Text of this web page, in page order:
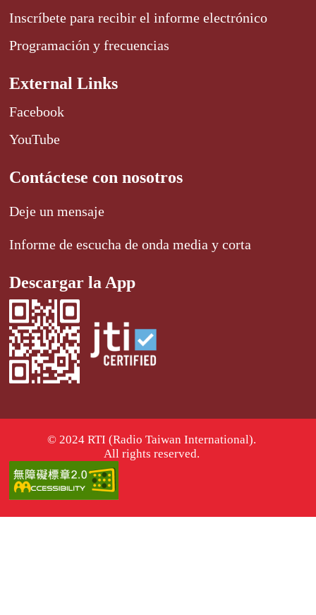
Inscríbete para recibir el informe electrónico
Programación y frecuencias
External Links
Facebook
YouTube
Contáctese con nosotros
Deje un mensaje
Informe de escucha de onda media y corta
Descargar la App
© 2024 RTI (Radio Taiwan International).
All rights reserved.